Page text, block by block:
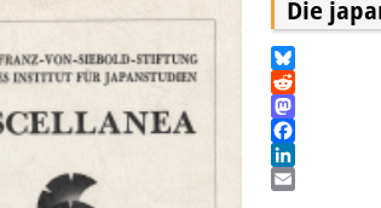
Die
Bluesky
Reddit
Mastodon
Facebook
LinkedIn